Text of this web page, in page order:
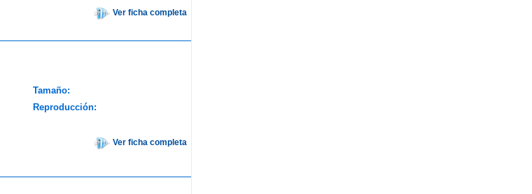
Ver ficha completa
Tamaño:
Reproducción:
Ver ficha completa